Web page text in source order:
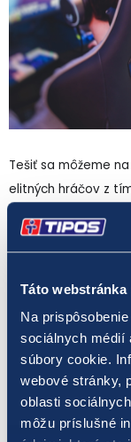
Táto
Na
sociálnych médií
súbory cookie.
webové stránky,
oblasti
môžu príslušné
Tešiť sa môžeme
elitných hráčov z
Sampi.Tipsport,
NecroRaisers.
Počas celého
majstrovský titul
postup na V4
Do diania turnaja
dispozícii bude